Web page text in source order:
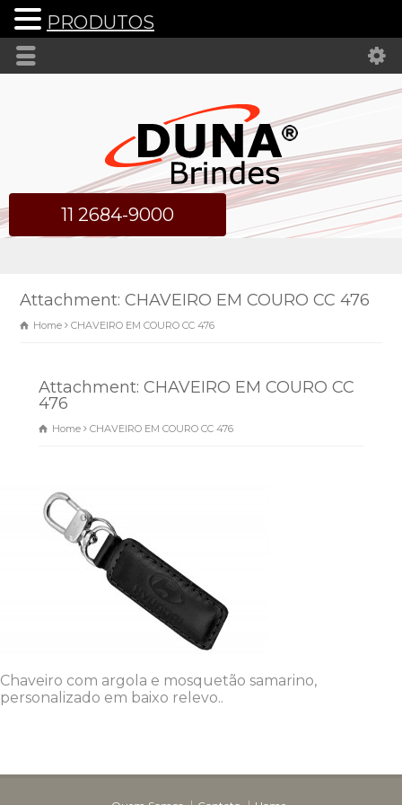
11 2684-9000
Attachment: CHAVEIRO EM COURO CC 476
Home CHAVEIRO EM COURO CC 476
Attachment: CHAVEIRO EM COURO CC
476
Home CHAVEIRO EM COURO CC 476
Chaveiro com argola e mosquetão samarino,
personalizado em baixo relevo..
PRODUTOS